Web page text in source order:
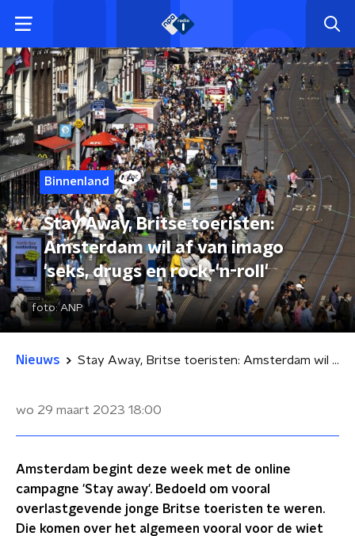
Binnenland
Stay Away, Britse toeristen:
Amsterdam wil af van imago
'seks, drugs en rock-'n-roll'
foto:ANP
Nieuws Stay Away, Britse toeristen: Amsterdam wil af van imago 'seks, drugs en rock-'n-roll'
wo 29 maart 2023 18:00
Amsterdam begint deze week met de online
campagne 'Stay away'. Bedoeld om vooral
overlastgevende jonge Britse toeristen te weren.
Die komen over het algemeen vooral voor de wiet